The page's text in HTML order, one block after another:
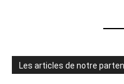
Les articles de notre